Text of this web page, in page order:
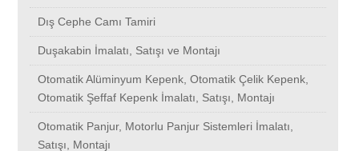
Duşakabin İmalatı, Satışı ve Montajı
Otomatik Alüminyum Kepenk, Otomatik Çelik Kepenk, Otomatik
Şeffaf Kepenk İmalatı, Satışı, Montajı
Çekmeköy
Esenler
Büyükçekmece
Çekmeköy
Ortaköy
Büyükçekmece
Caddebostan
Elmalıkent
Başakşehir Evleri
Ümraniye
Esenyurt
Beşiktaş
Kızılcaali
Kurtköy
Karacaköy
Bayrampaşa
Ümraniye
Esenyurt
Kandilli
Kamiloba
Bağcılar
Fenerbahçe
Feriköy
Beşiktaş
Beylikdüzü
Beyoğlu
Beylikdüzü
Baltalimanı
Uskumruköy
Şirinevler
Şirintepe
Şişhane
Dış Cephe Camı Tamiri
Duşakabin İmalatı, Satışı ve Montajı
Otomatik Alüminyum Kepenk, Otomatik Çelik Kepenk,
Otomatik Şeffaf Kepenk İmalatı, Satışı, Montajı
Otomatik Panjur, Motorlu Panjur Sistemleri İmalatı,
Satışı, Montajı